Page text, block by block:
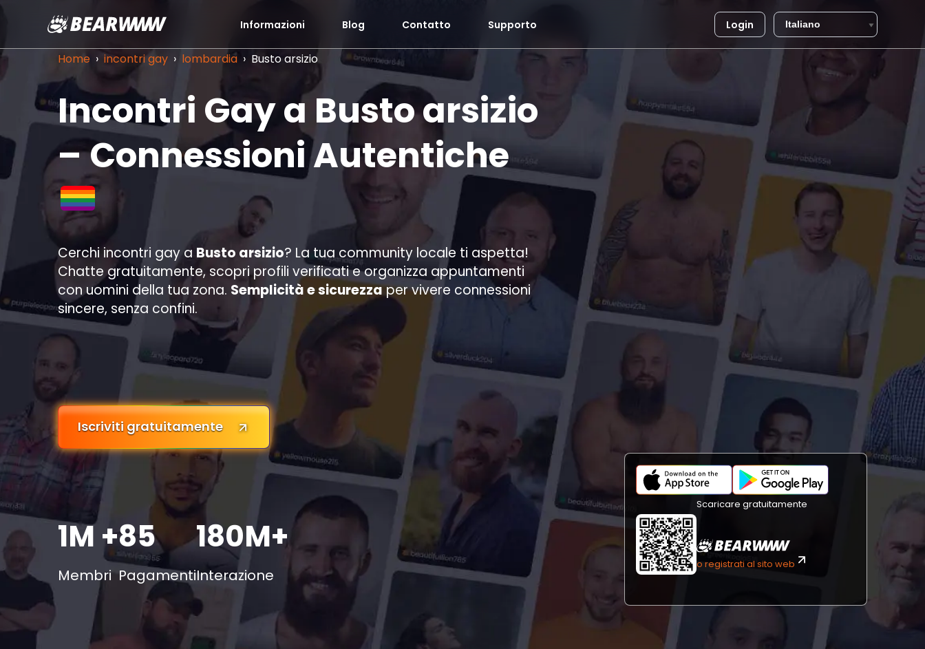
contenuto
Informazioni Blog Contatto Supporto Login
Home › incontri gay › lombardia › Busto arsizio
Incontri Gay a Busto arsizio
– Connessioni Autentiche
Cerchi incontri gay a Busto arsizio? La tua community locale ti aspetta!
Chatte gratuitamente, scopri profili verificati e organizza appuntamenti
con uomini della tua zona. Semplicità e sicurezzaper vivere connessioni
sincere, senza confini.
Iscriviti gratuitamente
1M +
Membri
85
Pagamenti
180M+
Interazione
Scaricare gratuitamente
o registrati al sito web